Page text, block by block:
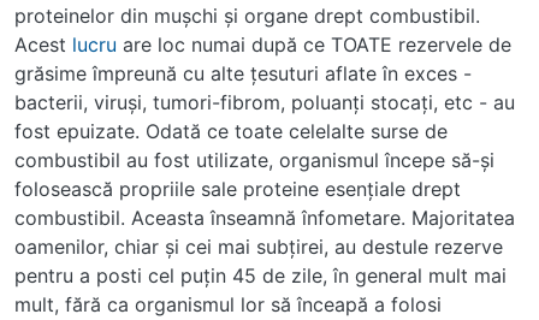
proteinelor din muşchi şi organe drept combustibil.
Acest lucru are loc numai după ce TOATE rezervele de
grăsime împreună cu alte ţesuturi aflate în exces -
bacterii, viruşi, tumori-fibrom, poluanţi stocaţi, etc - au
fost epuizate. Odată ce toate celelalte surse de
combustibil au fost utilizate, organismul începe să-şi
folosească propriile sale proteine esenţiale drept
combustibil. Aceasta înseamnă înfometare. Majoritatea
oamenilor, chiar şi cei mai subţirei, au destule rezerve
pentru a posti cel puţin 45 de zile, în general mult mai
mult, fără ca organismul lor să înceapă a folosi